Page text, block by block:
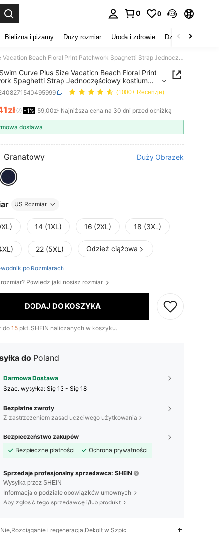
0 0
Bielizna i piżamy Duży rozmiar Uroda i zdrowie Dzieci
SHEIN Swim Curve Plus Size Vacation Beach Floral Print Patchwork Spaghetti Strap Jednoczęściowy kostium kąpielowy Lato
Curve Plus Size Vacation Beach Floral Print
Spaghetti Strap Jednoczęściowy kostium
Lato
(1000+ Recenzje)
AND AVAILABILITY
-1% 59,00zł Najniższa cena na 30 dni przed obniżką
dostawa
Granatowy Duży Obrazek
US Rozmiar
14 (1XL) 16 (2XL) 18 (3XL)
22 (5XL) Odzież ciążowa
po Rozmiarach
Powiedz jaki nosisz rozmiar
DODAJ DO KOSZYKA
do 15 pkt. SHEIN naliczanych w koszyku.
do Poland
Darmowa Dostawa
Szac. wysyłka: Się 13 - Się 18
Bezpłatne zwroty
Z zastrzeżeniem zasad uczciwego użytkowania
Bezpieczeństwo zakupów
Bezpieczne płatności
Ochrona prywatności
Sprzedaje profesjonalny sprzedawca: SHEIN
Wysyłka przez SHEIN
Informacja o podziale obowiązków umownych
Aby zgłosić tego sprzedawcę i/lub produkt
Nie,Rozciąganie i regeneracja,Dekolt w Szpic